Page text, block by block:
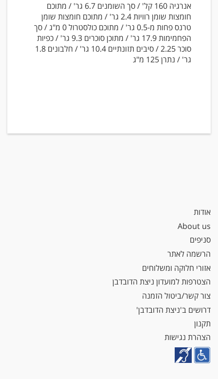
אנרגיה 160 קל' / סך השומנים 6.7 גר' / מתוכם
חומצות שומן רוויות 2.4 גר' / מתוכם חומצות שומן
טרנס פחות מ-0.5 גר' / מתוכם כולסטרול 0 מ"ג / סך
הפחמימות 17.9 גר' / מתוכן סוכרים 9.3 גר' / כפיות
סוכר 2.25 / סיבים תזונתיים 10.4 גר' / חלבונים 1.8
גר' / נתרן 125 מ"ג
אודות
About us
סניפים
הרשמה לאתר
אזורי חלוקה ומשלוחים
הצטרפות למועדון ניצת הדובדבן
צור קשר/ביטול הזמנה
דרושים ב'ניצת הדובדבן'
תקנון
הצהרת נגישות